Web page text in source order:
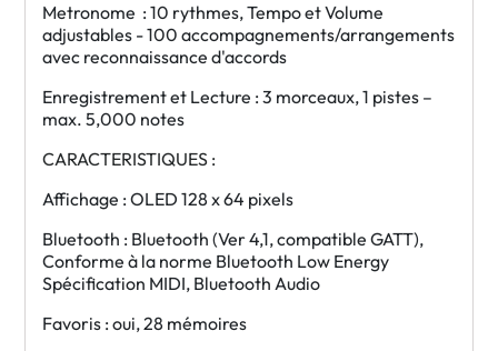
Metronome : 10 rythmes, Tempo et Volume
adjustables - 100 accompagnements/arrangements
avec reconnaissance d'accords
Enregistrement et Lecture : 3 morceaux, 1 pistes –
max. 5,000 notes
CARACTERISTIQUES :
Affichage : OLED 128 x 64 pixels
Bluetooth : Bluetooth (Ver 4,1, compatible GATT),
Conforme à la norme Bluetooth Low Energy
Spécification MIDI, Bluetooth Audio
Favoris : oui, 28 mémoires